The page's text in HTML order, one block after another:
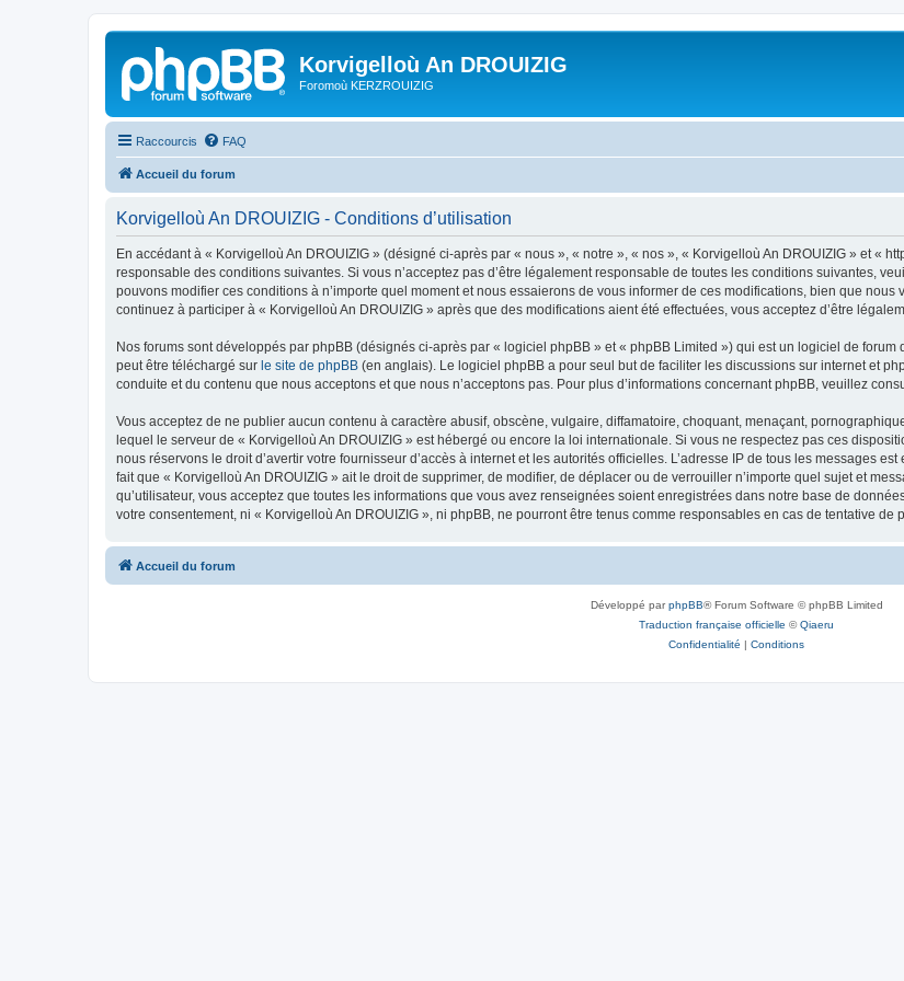
Korvigelloù An DROUIZIG
Foromoù KERZROUIZIG
Raccourcis FAQ
Accueil du forum
Korvigelloù An DROUIZIG - Conditions d’utilisation
En accédant à « Korvigelloù An DROUIZIG » (désigné ci-après par « nous », « notre », « nos », « Korvigelloù An DROUIZIG » et «
responsable des conditions suivantes. Si vous n’acceptez pas d’être légalement responsable de toutes les conditions suivantes,
pouvons modifier ces conditions à n’importe quel moment et nous essaierons de vous informer de ces modifications, bien que
continuez à participer à « Korvigelloù An DROUIZIG » après que des modifications aient été effectuées, vous acceptez d’être
Nos forums sont développés par phpBB (désignés ci-après par « logiciel phpBB » et « phpBB Limited ») qui est un logiciel de forum
peut être téléchargé sur le site de phpBB (en anglais). Le logiciel phpBB a pour seul but de faciliter les discussions sur internet et
conduite et du contenu que nous acceptons et que nous n’acceptons pas. Pour plus d’informations concernant phpBB, veuillez
Vous acceptez de ne publier aucun contenu à caractère abusif, obscène, vulgaire, diffamatoire, choquant, menaçant,
lequel le serveur de « Korvigelloù An DROUIZIG » est hébergé ou encore la loi internationale. Si vous ne respectez pas ces
nous réservons le droit d’avertir votre fournisseur d’accès à internet et les autorités officielles. L’adresse IP de tous les messages
fait que « Korvigelloù An DROUIZIG » ait le droit de supprimer, de modifier, de déplacer ou de verrouiller n’importe quel sujet et
qu’utilisateur, vous acceptez que toutes les informations que vous avez renseignées soient enregistrées dans notre base de
votre consentement, ni « Korvigelloù An DROUIZIG », ni phpBB, ne pourront être tenus comme responsables en cas de tentative de
Accueil du forum
Développé parphpBB® Forum Software © phpBB Limited
Traduction française officielle ©Qiaeru
Confidentialité | Conditions